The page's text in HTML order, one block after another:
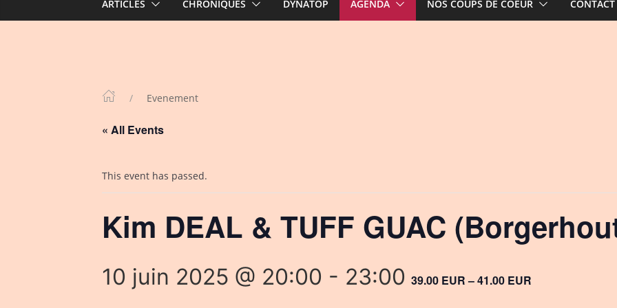
ARTICLES CHRONIQUES DYNATOP AGENDA NOS COUPS DE COEUR CONTACT
Evenement
« All Events
This event has passed.
Kim DEAL & TUFF GUAC
10 juin 2025 @ 20:00 - 23:00 39.00 EUR – 41.00 EUR